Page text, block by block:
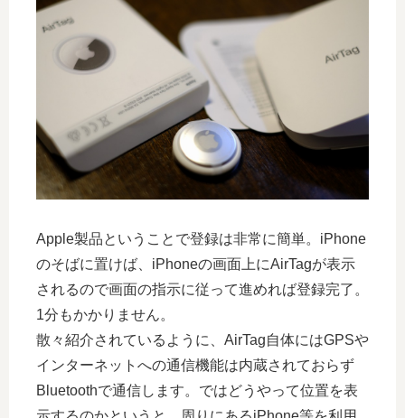
Apple製品ということで登録は非常に簡単。iPhone
のそばに置けば、iPhoneの画面上にAirTagが表示
されるので画面の指示に従って進めれば登録完了。
1分もかかりません。
散々紹介されているように、AirTag自体にはGPSや
インターネットへの通信機能は内蔵されておらず
Bluetoothで通信します。ではどうやって位置を表